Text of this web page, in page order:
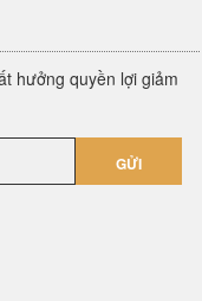
hưởng quyền lợi giảm
GỬI